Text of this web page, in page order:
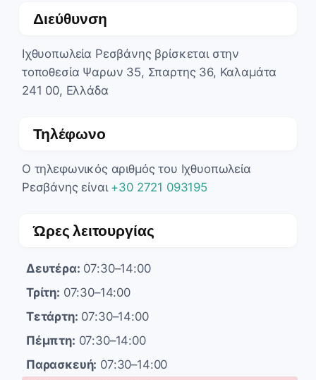
Διεύθυνση
Ιχθυοπωλεία Ρεσβάνης βρίσκεται στην
τοποθεσία Ψαρων 35, Σπαρτης 36, Καλαμάτα
241 00, Ελλάδα
Τηλέφωνο
Ο τηλεφωνικός αριθμός του Ιχθυοπωλεία
Ρεσβάνης είναι +30 2721 093195
Ώρες λειτουργίας
Δευτέρα: 07:30–14:00
Τρίτη: 07:30–14:00
Τετάρτη: 07:30–14:00
Πέμπτη: 07:30–14:00
Παρασκευή: 07:30–14:00